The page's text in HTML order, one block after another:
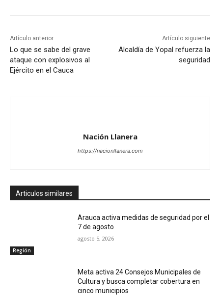
Artículo anterior
Lo que se sabe del grave
ataque con explosivos al
Ejército en el Cauca
Artículo siguiente
Alcaldía de Yopal refuerza la
seguridad
Nación Llanera
https://nacionllanera.com
Articulos similares
Región
Arauca activa medidas de seguridad por el
7 de agosto
agosto 5, 2026
Meta activa 24 Consejos Municipales de
Cultura y busca completar cobertura en
cinco municipios